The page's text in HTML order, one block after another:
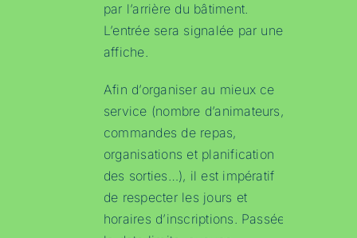
par l’arrière du bâtiment.
L’entrée sera signalée par une
affiche.
Afin d’organiser au mieux ce
service (nombre d’animateurs,
commandes de repas,
organisations et planification
des sorties…), il est impératif
de respecter les jours et
horaires d’inscriptions. Passée